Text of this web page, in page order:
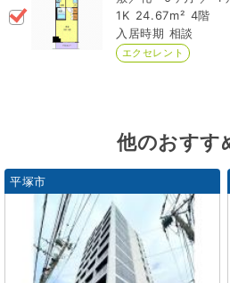
1K 24.67m² 4階
相談
エクセレント
他のおすす
平塚市